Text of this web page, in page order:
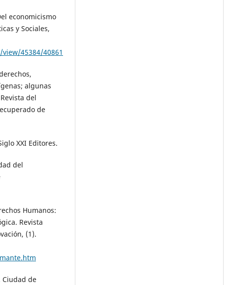
economicismo
y Sociales,
45384/40861
algunas
del
de
XXI Editores.
del
Humanos:
Revista
(1).
Ciudad de